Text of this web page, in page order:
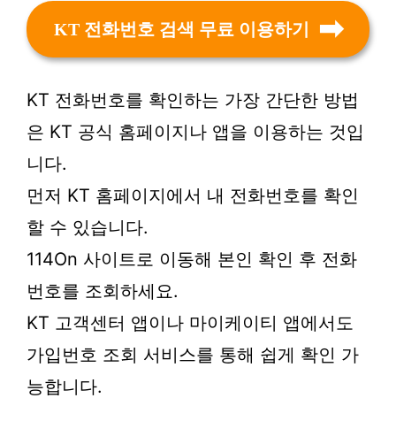
KT 전화번호 검색 무료 이용하기
KT 전화번호를 확인하는 가장 간단한 방법
은 KT 공식 홈페이지나 앱을 이용하는 것입
니다.
먼저 KT 홈페이지에서 내 전화번호를 확인
할 수 있습니다.
114On 사이트로 이동해 본인 확인 후 전화
번호를 조회하세요.
KT 고객센터 앱이나 마이케이티 앱에서도
가입번호 조회 서비스를 통해 쉽게 확인 가
능합니다.